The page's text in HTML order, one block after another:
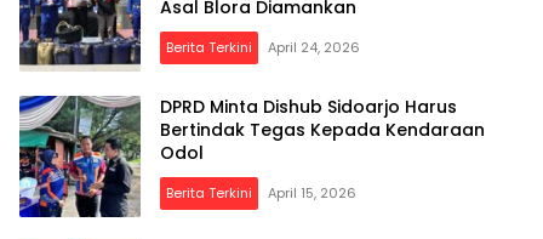
Asal Blora Diamankan
Berita Terkini April 24, 2026
DPRD Minta Dishub Sidoarjo Harus
Bertindak Tegas Kepada Kendaraan
Odol
Berita Terkini April 15, 2026